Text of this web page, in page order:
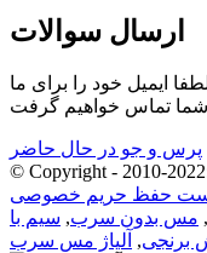
ارسال سوالات
ایمیل خود را برای ما
پرس و جو در حال حاضر
حفظ حریم خصوصی
, مس بدون سرب, سیم با
برنجی, آلیاژ مس سرب